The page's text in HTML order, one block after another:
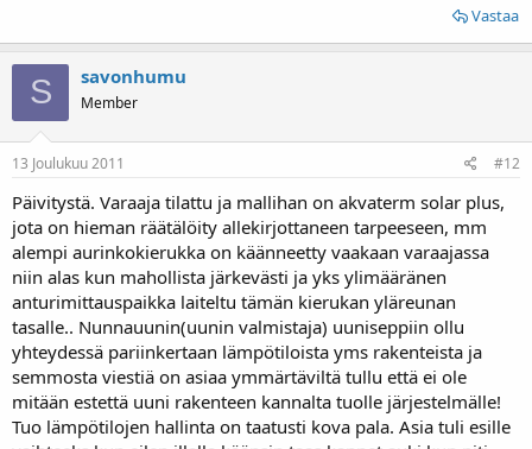
Vastaa
S savonhumu
Member
13 Joulukuu 2011 #12
Päivitystä. Varaaja tilattu ja mallihan on akvaterm solar plus,
jota on hieman räätälöity allekirjottaneen tarpeeseen, mm
alempi aurinkokierukka on käänneetty vaakaan varaajassa
niin alas kun mahollista järkevästi ja yks ylimääränen
anturimittauspaikka laiteltu tämän kierukan yläreunan
tasalle.. Nunnauunin(uunin valmistaja) uuniseppiin ollu
yhteydessä pariinkertaan lämpötiloista yms rakenteista ja
semmosta viestiä on asiaa ymmärtäviltä tullu että ei ole
mitään estettä uuni rakenteen kannalta tuolle järjestelmälle!
Tuo lämpötilojen hallinta on taatusti kova pala. Asia tuli esille